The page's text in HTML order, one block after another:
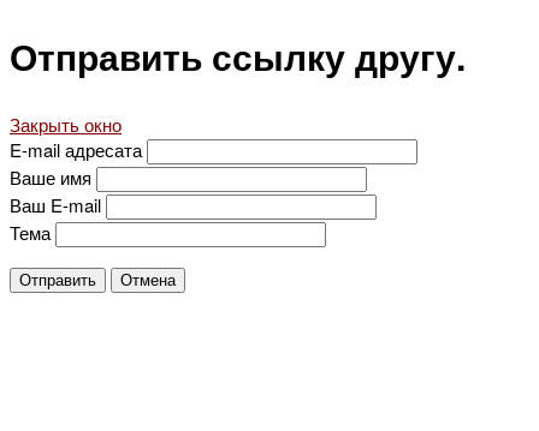
Отправить ссылку другу.
Закрыть окно
E-mail адресата
Ваше имя
Ваш E-mail
Тема
Отправить Отмена